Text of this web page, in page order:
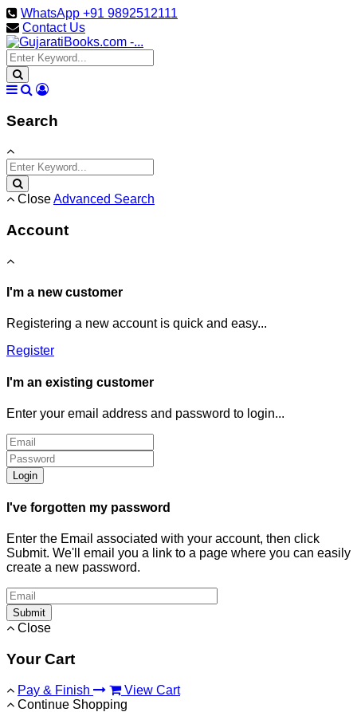
WhatsApp +91 9892512111
Contact Us
Search
CloseAdvanced Search
Account
I'm a new customer
Registering a new account is quick and easy...
Register
I'm an existing customer
Enter your email address and password to login...
Login
I've forgotten my password
Enter the Email associated with your account, then click
Submit. We'll email you a link to a page where you can easily
create a new password.
Submit
Close
Your Cart
Pay & Finish
View Cart
Continue Shopping